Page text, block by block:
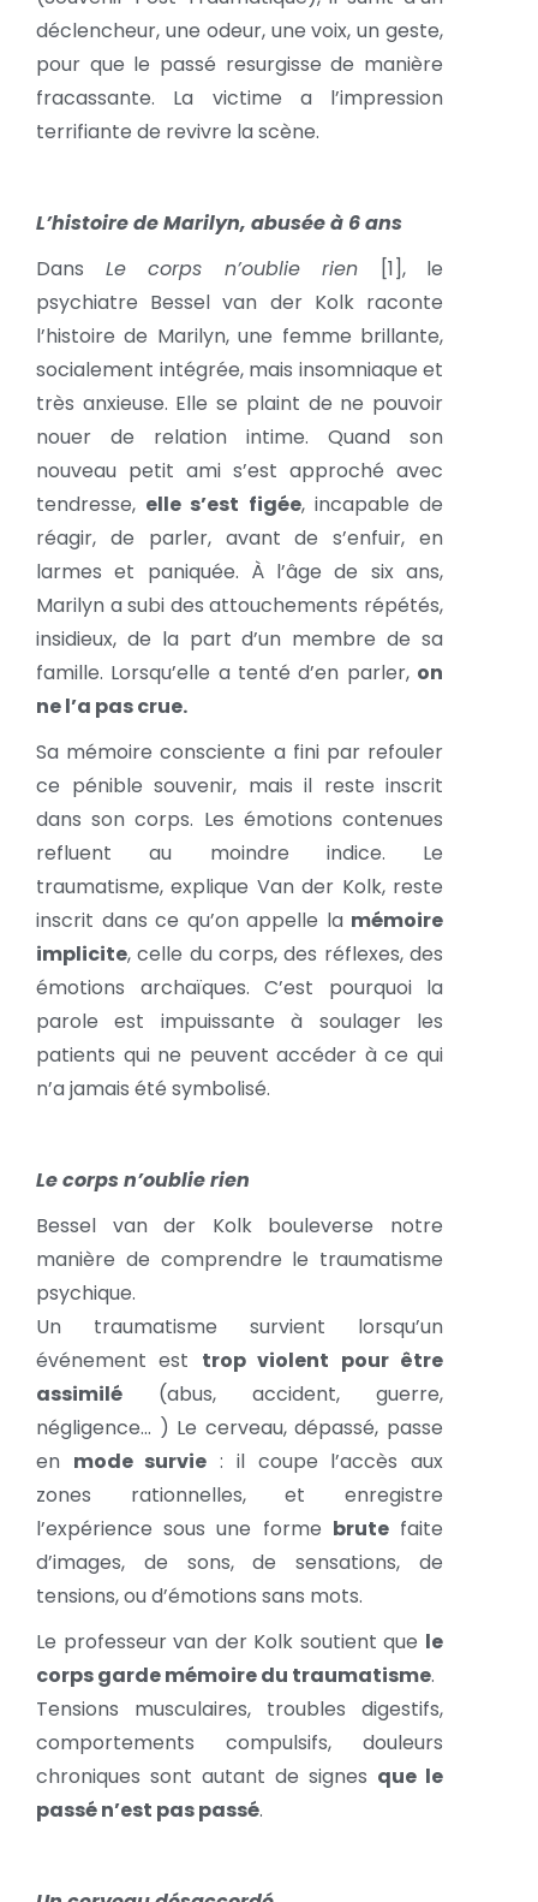
déclencheur, une odeur, une voix, un geste,
pour que le passé resurgisse de manière
fracassante. La victime a l’impression
terrifiante de revivre la scène.
L’histoire de Marilyn, abusée à 6 ans
Dans Le corps n’oublie rien
[1], le
psychiatre Bessel van der Kolk raconte
l’histoire de Marilyn, une femme brillante,
socialement intégrée, mais insomniaque et
très anxieuse. Elle se plaint de ne pouvoir
nouer de relation intime. Quand son
nouveau petit ami s’est approché avec
tendresse, elle s’est figée, incapable de
réagir, de parler, avant de s’enfuir, en
larmes et paniquée. À l’âge de six ans,
Marilyn a subi des attouchements répétés,
insidieux, de la part d’un membre de sa
famille. Lorsqu’elle a tenté d’en parler, on
ne l’a pas crue.
Sa mémoire consciente a fini par refouler
ce pénible souvenir, mais il reste inscrit
dans son corps. Les émotions contenues
refluent au moindre indice. Le
traumatisme, explique Van der Kolk, reste
inscrit dans ce qu’on appelle la mémoire
implicite, celle du corps, des réflexes, des
émotions archaïques. C’est pourquoi la
parole est impuissante à soulager les
patients qui ne peuvent accéder à ce qui
n’a jamais été symbolisé.
Le corps n’oublie rien
Bessel van der Kolk bouleverse notre
manière de comprendre le traumatisme
psychique.
Un traumatisme survient lorsqu’un
événement est trop violent pour être
assimilé (abus, accident, guerre,
négligence… ) Le cerveau, dépassé, passe
en mode survie : il coupe l’accès aux
zones rationnelles, et enregistre
l’expérience sous une forme brutefaite
d’images, de sons, de sensations, de
tensions, ou d’émotions sans mots.
Le professeur van der Kolk soutient que le
corps garde mémoire du traumatisme.
Tensions musculaires, troubles digestifs,
comportements compulsifs, douleurs
chroniques sont autant de signes que le
passé n’est pas passé.